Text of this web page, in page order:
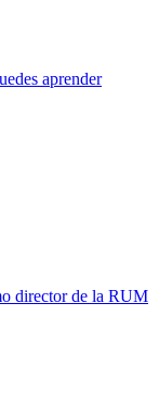
aprender
director de la RUM